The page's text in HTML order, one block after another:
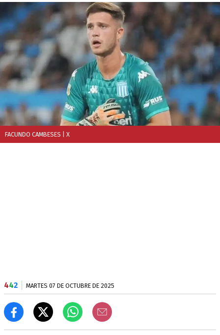
FACUNDO CAMBESES | X
442 MARTES 07 DE OCTUBRE DE 2025